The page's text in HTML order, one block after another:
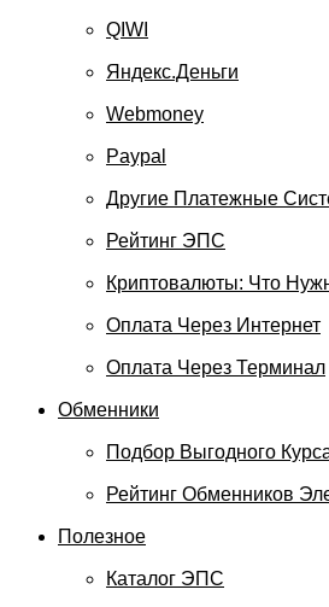
QIWI
Яндекс.Деньги
Webmoney
Paypal
Другие Платежные
Рейтинг ЭПС
Криптовалюты: Что
Оплата Через Интернет
Оплата Через Терминал
Обменники
Подбор Выгодного
Рейтинг Обменников
Полезное
Каталог ЭПС